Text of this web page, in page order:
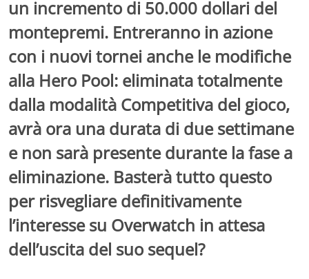
un incremento di 50.000 dollari del
montepremi. Entreranno in azione
con i nuovi tornei anche le modifiche
alla Hero Pool: eliminata totalmente
dalla modalità Competitiva del gioco,
avrà ora una durata di due settimane
e non sarà presente durante la fase a
eliminazione. Basterà tutto questo
per risvegliare definitivamente
l’interesse su Overwatch in attesa
dell’uscita del suo sequel?